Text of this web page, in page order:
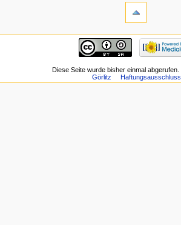
Diese Seite wurde bisher einmal abgerufen.
Görlitz
Haftungsausschluss